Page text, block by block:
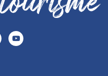
Lien
vers
Lien